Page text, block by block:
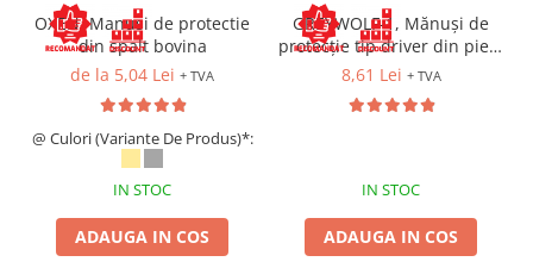
Bocanci de protecție S3
Cizme
Cizme outdoor
Cizme de lucru OB
Cizme de lucru O4/O5
Cizme de protecție S3
Cizme de protecție S5
OXEN, Manusi de protectie
din spalt bovina
de la 5,04 Lei + TVA
@ Culori (Variante De Produs)*:
IN STOC
ADAUGA IN COS
GREYWOLF-1, Mănuși de
protecție tip driver din piele
de bovină, Categoria II EIP
8,61 Lei + TVA
IN STOC
ADAUGA IN COS